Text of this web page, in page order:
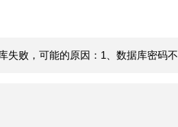
失败，可能的原因：1、数据库密码